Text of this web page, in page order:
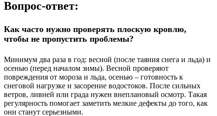
Вопрос-ответ:
Как часто нужно проверять плоскую кровлю,
чтобы не пропустить проблемы?
Минимум два раза в год: весной (после таяния снега и льда) и
осенью (перед началом зимы). Весной проверяют
повреждения от мороза и льда, осенью – готовность к
снеговой нагрузке и засорение водостоков. После сильных
ветров, ливней или града нужен внеплановый осмотр. Такая
регулярность помогает заметить мелкие дефекты до того, как
они станут серьезными.